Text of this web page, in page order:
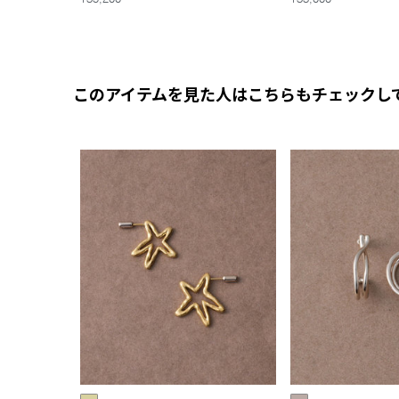
このアイテムを見た人はこちらもチェックし